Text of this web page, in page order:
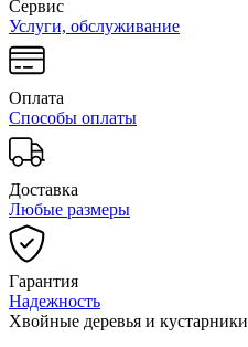
Сервис
Услуги, обслуживание
Оплата
Способы оплаты
Доставка
Любые размеры
Гарантия
Надежность
Хвойные деревья и кустарники